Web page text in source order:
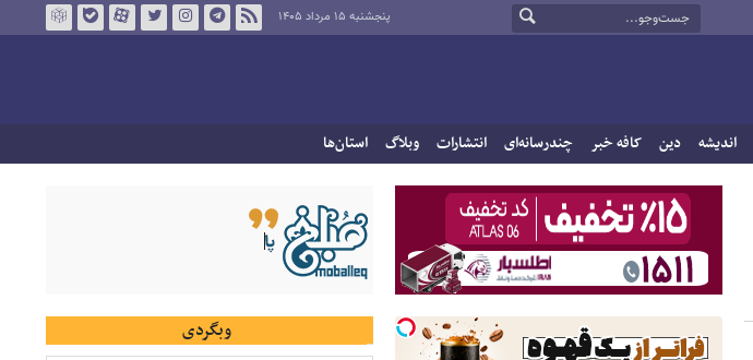
پنجشنبه ۱۵ مرداد ۱۴۰۵
اندیشه دین کافه خبر چندرسانه‌ای انتشارات وبلاگ استان‌ها
وبگردی